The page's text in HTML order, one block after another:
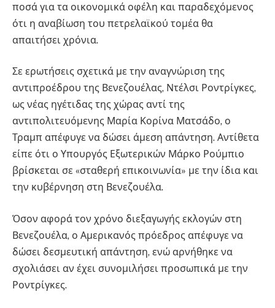
ποσά για τα οικονομικά οφέλη και παραδεχόμενος
ότι η αναβίωση του πετρελαϊκού τομέα θα
απαιτήσει χρόνια.
Σε ερωτήσεις σχετικά με την αναγνώριση της
αντιπροέδρου της Βενεζουέλας, Ντέλσι Ροντρίγκες,
ως νέας ηγέτιδας της χώρας αντί της
αντιπολιτευόμενης Μαρία Κορίνα Ματσάδο, ο
Τραμπ απέφυγε να δώσει άμεση απάντηση. Αντίθετα
είπε ότι ο Υπουργός Εξωτερικών Μάρκο Ρούμπιο
βρίσκεται σε «σταθερή επικοινωνία» με την ίδια και
την κυβέρνηση στη Βενεζουέλα.
Όσον αφορά τον χρόνο διεξαγωγής εκλογών στη
Βενεζουέλα, ο Αμερικανός πρόεδρος απέφυγε να
δώσει δεσμευτική απάντηση, ενώ αρνήθηκε να
σχολιάσει αν έχει συνομιλήσει προσωπικά με την
Ροντρίγκες.